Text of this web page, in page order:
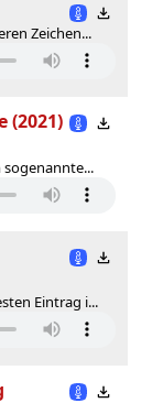
Zeichen...
(2021)
sogenannte...
Eintrag i...